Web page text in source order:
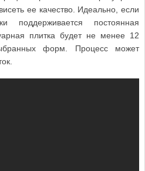
ее качество. Идеально, если
постоянная
плитка будет не менее 12
форм. Процесс может